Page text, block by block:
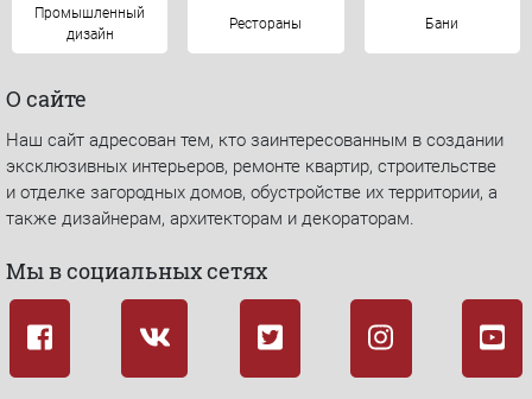
Промышленный
дизайн
Рестораны Бани
О сайте
Наш сайт адресован тем, кто заинтересованным в создании
эксклюзивных интерьеров, ремонте квартир, строительстве
и отделке загородных домов, обустройстве их территории, а
также дизайнерам, архитекторам и декораторам.
Мы в социальных сетях